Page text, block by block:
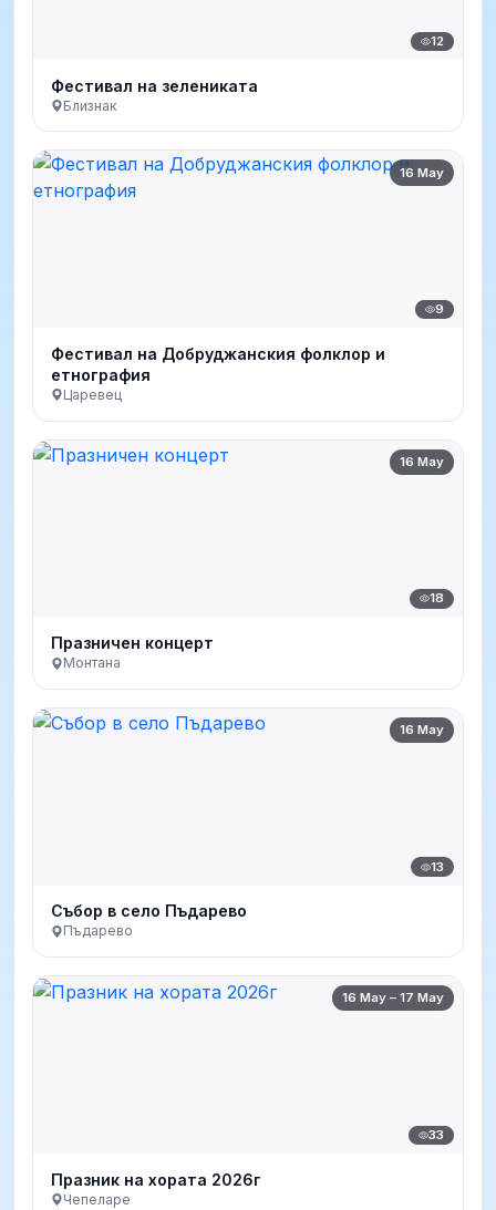
12
Фестивал на зелениката
Близнак
16 May
9
Фестивал на Добруджанския фолклор и
етнография
Царевец
16 May
18
Празничен концерт
Монтана
16 May
13
Събор в село Пъдарево
Пъдарево
16 May – 17 May
33
Празник на хората 2026г
Чепеларе